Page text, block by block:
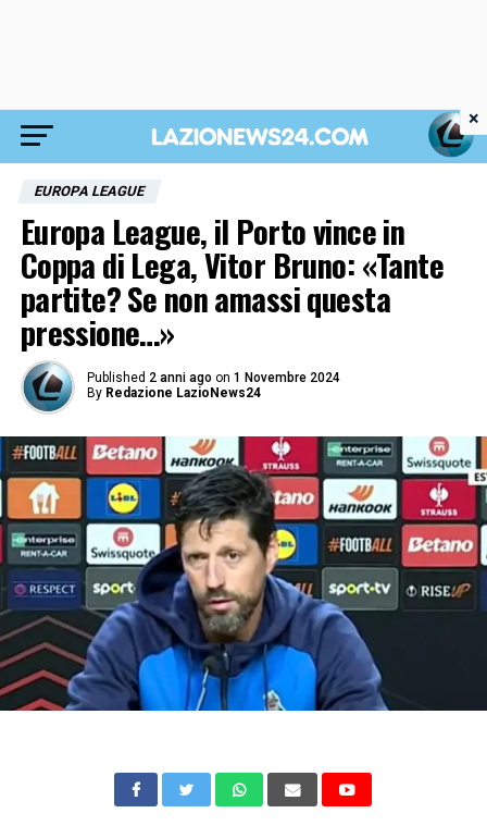
EUROPA LEAGUE
Europa League, il Porto vince in
Coppa di Lega, Vitor Bruno: «Tante
partite? Se non amassi questa
pressione…»
Published 2 anni ago on 1 Novembre 2024
By Redazione LazioNews24
×